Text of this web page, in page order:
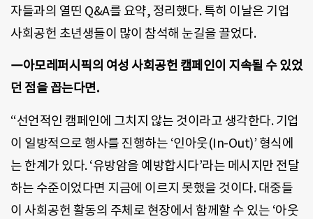
자들과의 열띤 Q&A를 요약, 정리했다. 특히 이날은 기업
사회공헌 초년생들이 많이 참석해 눈길을 끌었다.
―아모레퍼시픽의 여성 사회공헌 캠페인이 지속될 수 있었
던 점을 꼽는다면.
“선언적인 캠페인에 그치지 않는 것이라고 생각한다. 기업
이 일방적으로 행사를 진행하는 ‘인아웃(In-Out)’ 형식에
는 한계가 있다. ‘유방암을 예방합시다’라는 메시지만 전달
하는 수준이었다면 지금에 이르지 못했을 것이다. 대중들
이 사회공헌 활동의 주체로 현장에서 함께할 수 있는 ‘아웃